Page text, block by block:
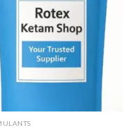
Add to
wishlist